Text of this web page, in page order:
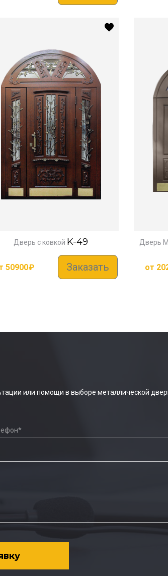
Дверь с ковкой K-49
50900₽ Заказать
Дверь
от
или помощи в выборе металлической